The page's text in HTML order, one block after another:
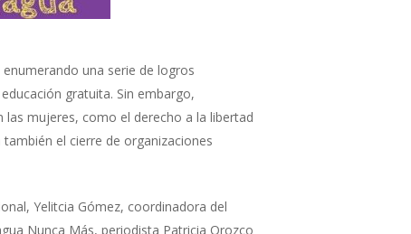
una serie de logros
gratuita. Sin embargo,
mujeres, como el derecho a la libertad
el cierre de organizaciones
Yelitcia Gómez, coordinadora del
Nunca Más, periodista Patricia Orozco